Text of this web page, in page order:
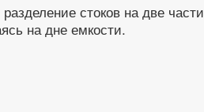
стоков на две
на дне емкости.